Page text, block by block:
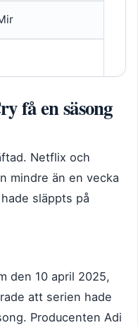
få en säsong
Netflix och
mindre än en vecka
släppts på
den 10 april 2025,
att serien hade
Producenten Adi